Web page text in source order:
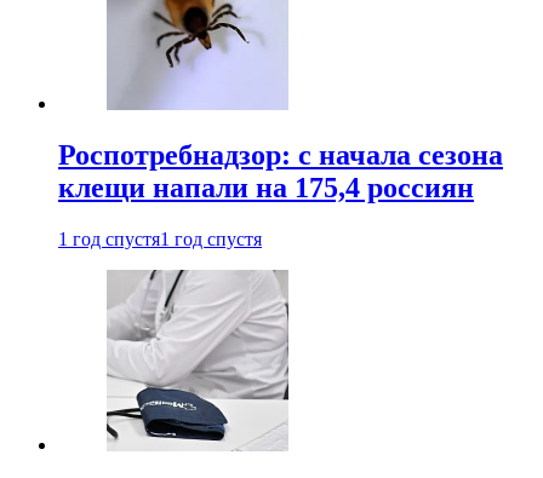
Роспотребнадзор: с начала сезона
клещи напали на 175,4 россиян
1 год спустя1 год спустя